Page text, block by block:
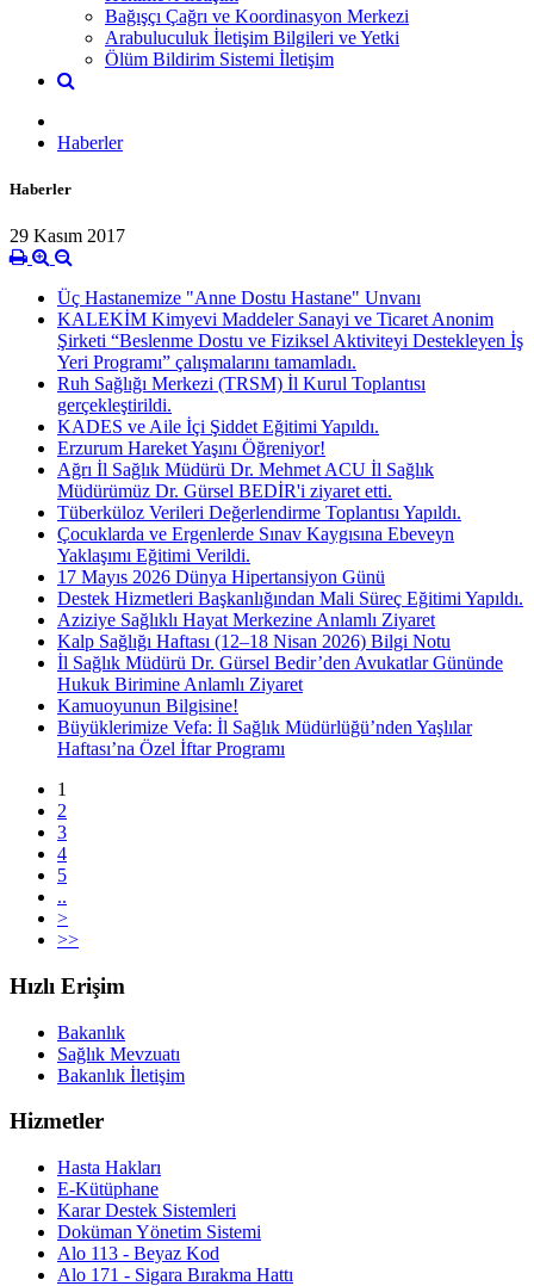
Bağışçı Çağrı ve Koordinasyon Merkezi
Arabuluculuk İletişim Bilgileri ve Yetki
Ölüm Bildirim Sistemi İletişim
Haberler
Haberler
29 Kasım 2017
Üç Hastanemize "Anne Dostu Hastane" Unvanı
KALEKİM Kimyevi Maddeler Sanayi ve Ticaret Anonim
Şirketi “Beslenme Dostu ve Fiziksel Aktiviteyi Destekleyen İş
Yeri Programı” çalışmalarını tamamladı.
Ruh Sağlığı Merkezi (TRSM) İl Kurul Toplantısı
gerçekleştirildi.
KADES ve Aile İçi Şiddet Eğitimi Yapıldı.
Erzurum Hareket Yaşını Öğreniyor!
Ağrı İl Sağlık Müdürü Dr. Mehmet ACU İl Sağlık
Müdürümüz Dr. Gürsel BEDİR'i ziyaret etti.
Tüberküloz Verileri Değerlendirme Toplantısı Yapıldı.
Çocuklarda ve Ergenlerde Sınav Kaygısına Ebeveyn
Yaklaşımı Eğitimi Verildi.
17 Mayıs 2026 Dünya Hipertansiyon Günü
Destek Hizmetleri Başkanlığından Mali Süreç Eğitimi Yapıldı.
Aziziye Sağlıklı Hayat Merkezine Anlamlı Ziyaret
Kalp Sağlığı Haftası (12–18 Nisan 2026) Bilgi Notu
İl Sağlık Müdürü Dr. Gürsel Bedir’den Avukatlar Gününde
Hukuk Birimine Anlamlı Ziyaret
Kamuoyunun Bilgisine!
Büyüklerimize Vefa: İl Sağlık Müdürlüğü’nden Yaşlılar
Haftası’na Özel İftar Programı
1
2
3
4
5
..
>
>>
Hızlı Erişim
Bakanlık
Sağlık Mevzuatı
Bakanlık İletişim
Hizmetler
Hasta Hakları
E-Kütüphane
Karar Destek Sistemleri
Doküman Yönetim Sistemi
Alo 113 - Beyaz Kod
Alo 171 - Sigara Bırakma Hattı